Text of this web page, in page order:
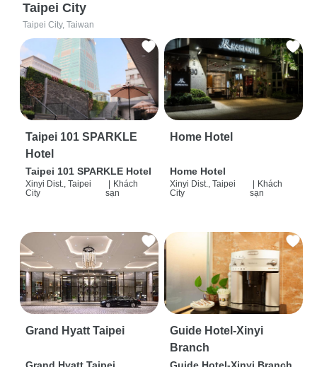
Taipei City
Taipei City, Taiwan
Taipei 101 SPARKLE
Hotel
Taipei 101 SPARKLE Hotel
Xinyi Dist., Taipei
City
Khách
sạn
Home Hotel
Home Hotel
Xinyi Dist., Taipei
City
Khách
sạn
Grand Hyatt Taipei
Guide Hotel-Xinyi
Branch